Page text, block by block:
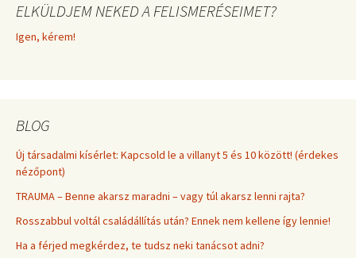
ELKÜLDJEM NEKED A FELISMERÉSEIMET?
Igen, kérem!
BLOG
Új társadalmi kísérlet: Kapcsold le a villanyt 5 és 10 között! (érdekes
nézőpont)
TRAUMA – Benne akarsz maradni – vagy túl akarsz lenni rajta?
Rosszabbul voltál családállítás után? Ennek nem kellene így lennie!
Ha a férjed megkérdez, te tudsz neki tanácsot adni?